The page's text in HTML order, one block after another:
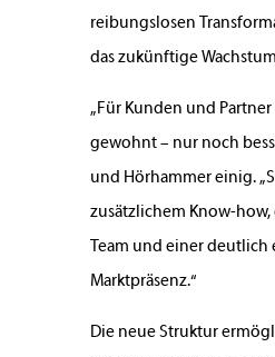
reibungslosen
das zukünftige
„Für Kunden und
gewohnt – nur noch
und Hörhammer einig.
zusätzlichem Know-how,
Team und einer
Marktpräsenz.“
Die neue Struktur